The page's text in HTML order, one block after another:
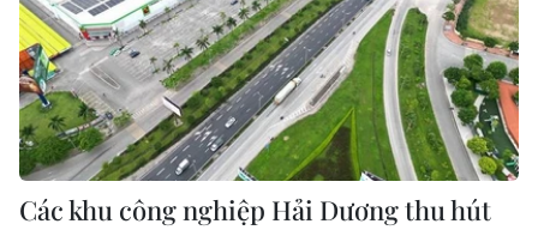
Các khu công nghiệp Hải Dương thu hút